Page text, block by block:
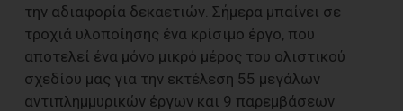
την αδιαφορία δεκαετιών. Σήμερα μπαίνει σε
τροχιά υλοποίησης ένα κρίσιμο έργο, που
αποτελεί ένα μόνο μικρό μέρος του ολιστικού
σχεδίου μας για την εκτέλεση 55 μεγάλων
αντιπλημμυρικών έργων και 9 παρεμβάσεων